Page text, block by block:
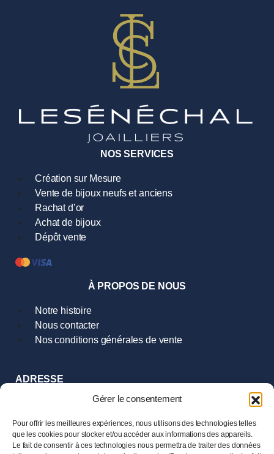
Gérer le consentement
Pour offrir les meilleures expériences, nous utilisons des technologies telles
que les cookies pour stocker et/ou accéder aux informations des appareils.
Le fait de consentir à ces technologies nous permettra de traiter des données
NOS SERVICES
Création sur Mesure
Vente de bijoux neufs et anciens
Rachat d’or
Achat de bijoux
Dépôt vente
À PROPOS DE NOUS
Notre histoire
Nous contacter
Nos conditions générales de vente
ADRESSE
Tél :02.99.385.385
HORAIRES